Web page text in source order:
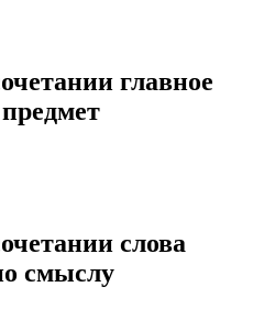
главное
слова
смыслу